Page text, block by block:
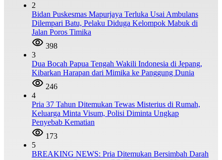
2
Bidan Puskesmas Mapurjaya Terluka Usai Ambulans
Dilempari Batu, Pelaku Diduga Kelompok Mabuk di
Jalan Poros Timika
398
3
Dua Bocah Papua Tengah Wakili Indonesia di Jepang,
Kibarkan Harapan dari Mimika ke Panggung Dunia
246
4
Pria 37 Tahun Ditemukan Tewas Misterius di Rumah,
Keluarga Minta Visum, Polisi Diminta Ungkap
Penyebab Kematian
173
5
BREAKING NEWS: Pria Ditemukan Bersimbah Darah